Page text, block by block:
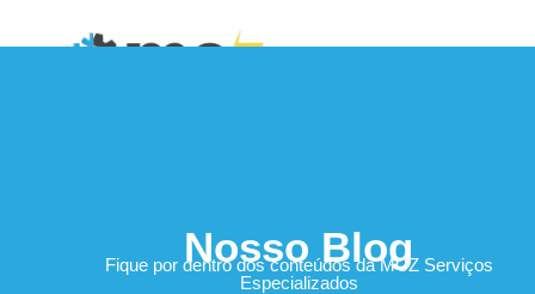
Nosso Blog
Fique por dentro dos conteúdos da MCZ Serviços
Especializados